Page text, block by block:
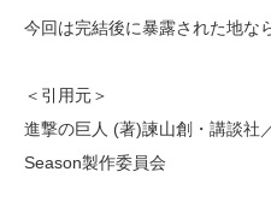
今回は完結後に暴露された地な
＜引用元＞
進撃の巨人 (著)諫山創・講談社
Season製作委員会